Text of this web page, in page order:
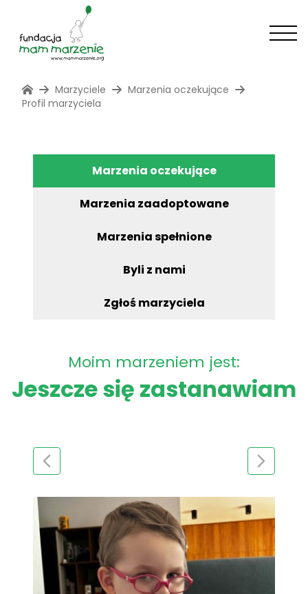
Marzyciele
Marzenia oczekujące
Profil marzyciela
Marzenia oczekujące
Marzenia zaadoptowane
Marzenia spełnione
Byli z nami
Zgłoś marzyciela
Moim marzeniem jest:
Jeszcze się zastanawiam